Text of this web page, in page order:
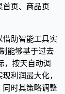
页、商品页
助智能工具实
能够基于过去
，按天自动调
利润最大化，
时其策略调整